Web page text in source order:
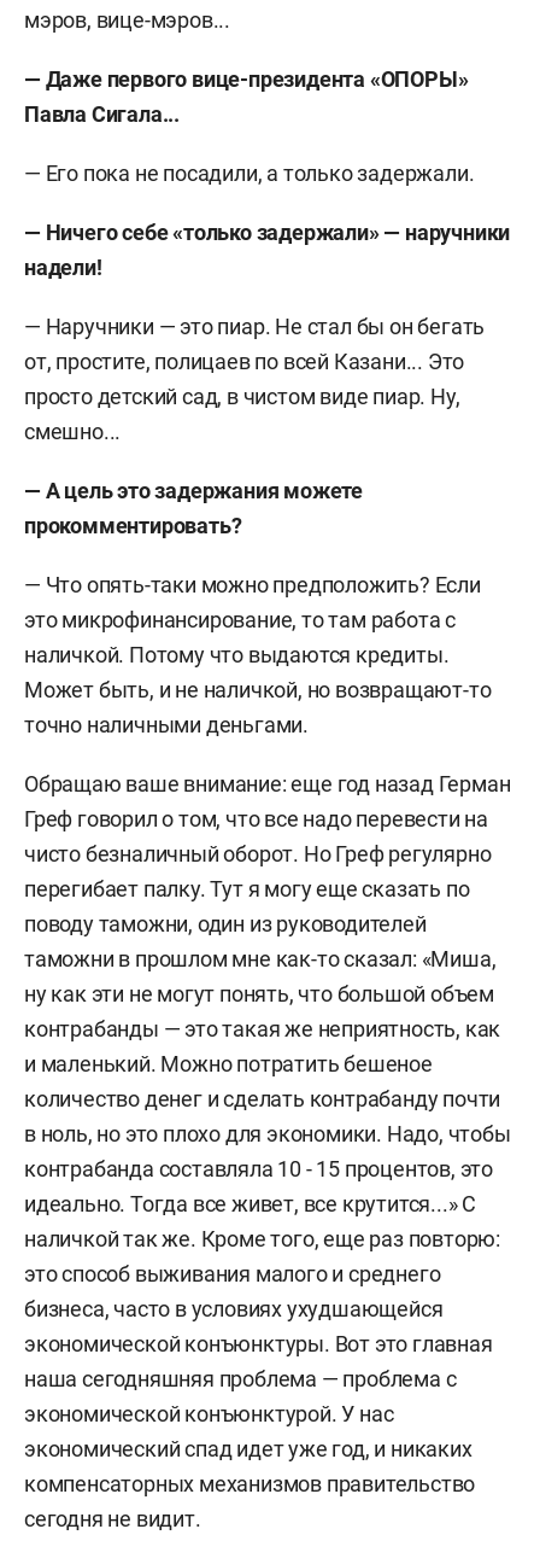
мэров, вице-мэров...
— Даже первого вице-президента «ОПОРЫ»
Павла Сигала...
— Его пока не посадили, а только задержали.
— Ничего себе «только задержали» — наручники
надели!
— Наручники — это пиар. Не стал бы он бегать
от, простите, полицаев по всей Казани... Это
просто детский сад, в чистом виде пиар. Ну,
смешно...
— А цель это задержания можете
прокомментировать?
— Что опять-таки можно предположить? Если
это микрофинансирование, то там работа с
наличкой. Потому что выдаются кредиты.
Может быть, и не наличкой, но возвращают-то
точно наличными деньгами.
Обращаю ваше внимание: еще год назад Герман
Греф говорил о том, что все надо перевести на
чисто безналичный оборот. Но Греф регулярно
перегибает палку. Тут я могу еще сказать по
поводу таможни, один из руководителей
таможни в прошлом мне как-то сказал: «Миша,
ну как эти не могут понять, что большой объем
контрабанды — это такая же неприятность, как
и маленький. Можно потратить бешеное
количество денег и сделать контрабанду почти
в ноль, но это плохо для экономики. Надо, чтобы
контрабанда составляла 10 - 15 процентов, это
идеально. Тогда все живет, все крутится...» С
наличкой так же. Кроме того, еще раз повторю:
это способ выживания малого и среднего
бизнеса, часто в условиях ухудшающейся
экономической конъюнктуры. Вот это главная
наша сегодняшняя проблема — проблема с
экономической конъюнктурой. У нас
экономический спад идет уже год, и никаких
компенсаторных механизмов правительство
сегодня не видит.